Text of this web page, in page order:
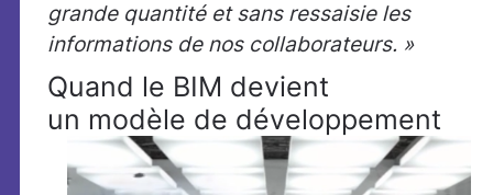
grande quantité et sans ressaisie les
informations de nos collaborateurs. »
Quand le BIM devient
un modèle de développement